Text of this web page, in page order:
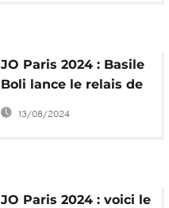
JO Paris 2024 : Basile
Boli lance le relais de
la flamme olympique
13/08/2024
JO Paris 2024 : voici le